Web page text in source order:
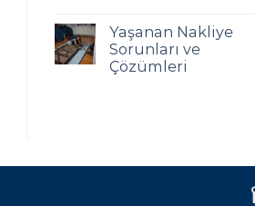
Yaşanan Nakliye
Sorunları ve
Çözümleri